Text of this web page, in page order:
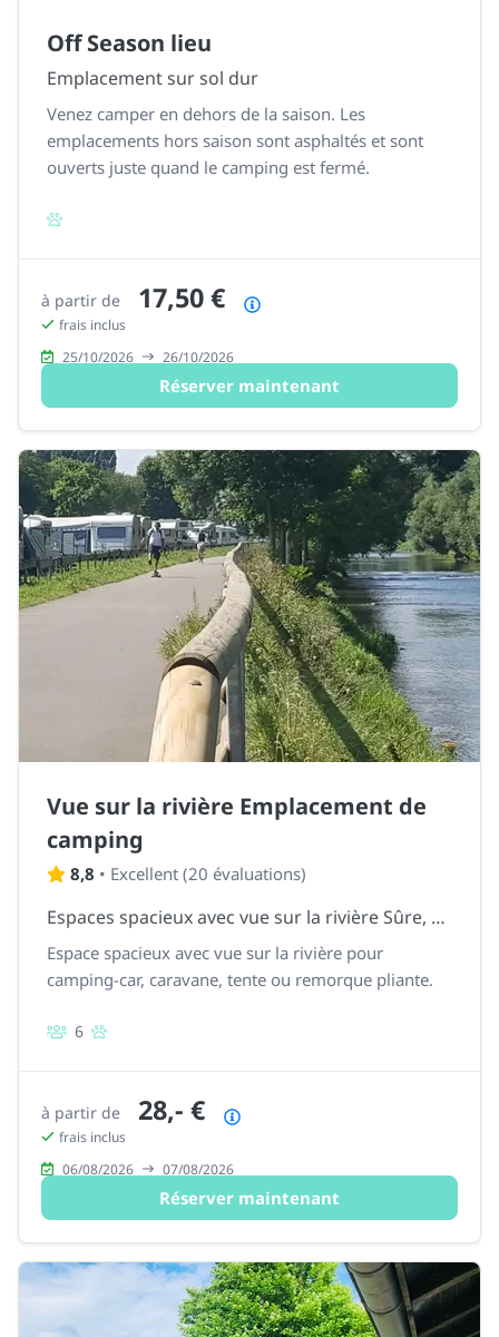
Off Season lieu
Emplacement sur sol dur
Venez camper en dehors de la saison. Les
emplacements hors saison sont asphaltés et sont
ouverts juste quand le camping est fermé.
à partir de 17,50 €
frais inclus
25/10/2026
26/10/2026
Réserver maintenant
Vue sur la rivière Emplacement de
camping
8,8 • Excellent (20 évaluations)
Espaces spacieux avec vue sur la rivière Sûre, situés sur l'herbe.
Espace spacieux avec vue sur la rivière pour
camping-car, caravane, tente ou remorque pliante.
6
à partir de 28,- €
frais inclus
06/08/2026
07/08/2026
Réserver maintenant